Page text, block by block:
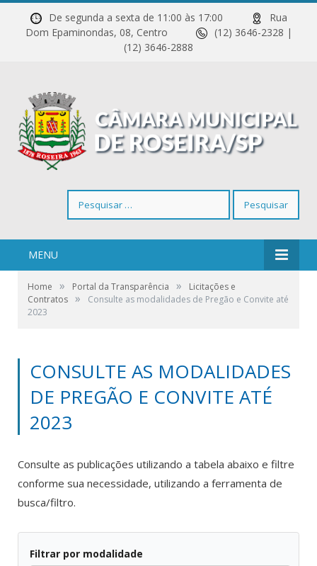
De segunda a sexta de 11:00 às 17:00
Rua
Dom Epaminondas, 08, Centro
(12) 3646-2328 |
(12) 3646-2888
por:
MENU
Home » Portal da Transparência »
Licitações e
Contratos »
Consulte as modalidades de Pregão e Convite até
2023
CONSULTE AS MODALIDADES
DE PREGÃO E CONVITE ATÉ
2023
Consulte as publicações utilizando a tabela abaixo e filtre
conforme sua necessidade, utilizando a ferramenta de
busca/filtro.
Filtrar por modalidade